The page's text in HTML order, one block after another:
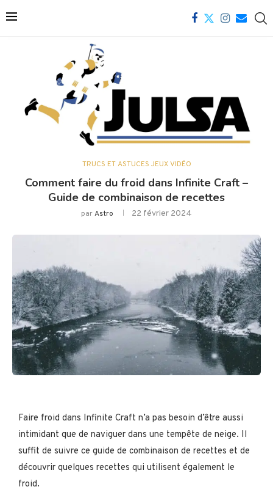
TRUCS ET ASTUCES JEUX VIDÉO
Comment faire du froid dans Infinite Craft –
Guide de combinaison de recettes
parAstro 22 février 2024
Faire froid dans Infinite Craft n’a pas besoin d’être aussi
intimidant que de naviguer dans une tempête de neige. Il
suffit de suivre ce guide de combinaison de recettes et de
découvrir quelques recettes qui utilisent également le
froid.